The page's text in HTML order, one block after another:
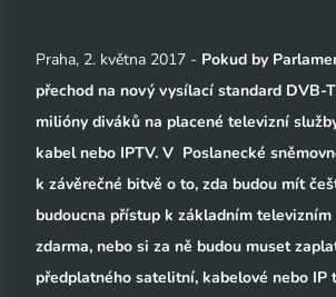
Praha, 2. května 2017 - Pokud by
přechod na nový vysílací standard DVB-
milióny diváků na placené televizní
kabel nebo IPTV. V Poslanecké
k závěrečné bitvě o to, zda budou mít
budoucna přístup k základním televizním
zdarma, nebo si za ně budou muset
předplatného satelitní, kabelové nebo IP